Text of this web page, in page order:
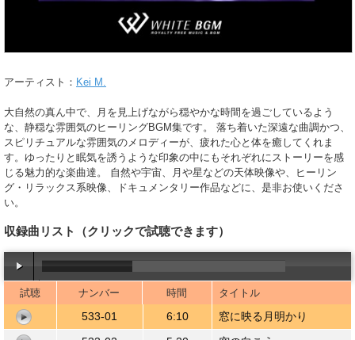
アーティスト： Kei M.
大自然の真ん中で、月を見上げながら穏やかな時間を過ごしているよう
な、静穏な雰囲気のヒーリングBGM集です。 落ち着いた深遠な曲調かつ、
スピリチュアルな雰囲気のメロディーが、疲れた心と体を癒してくれま
す。ゆったりと眠気を誘うような印象の中にもそれぞれにストーリーを感
じる魅力的な楽曲達。 自然や宇宙、月や星などの天体映像や、ヒーリン
グ・リラックス系映像、ドキュメンタリー作品などに、是非お使いくださ
い。
収録曲リスト （クリックで試聴できます）
/06:09
試聴 ナンバー 時間 タイトル
533-01 6:10
窓に映る月明かり